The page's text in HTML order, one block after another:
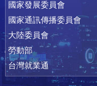
國家發展委員會
國家通訊傳播委員會
大陸委員會
勞動部
台灣就業通